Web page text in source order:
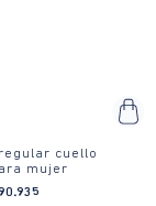
cuello
mujer
.935